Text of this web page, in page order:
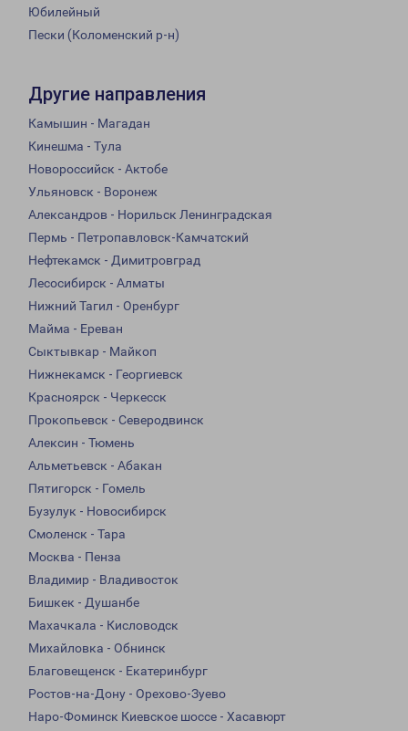
Юбилейный
Пески (Коломенский р-н)
Другие направления
Камышин - Магадан
Кинешма - Тула
Новороссийск - Актобе
Ульяновск - Воронеж
Александров - Норильск Ленинградская
Пермь - Петропавловск-Камчатский
Нефтекамск - Димитровград
Лесосибирск - Алматы
Нижний Тагил - Оренбург
Майма - Ереван
Сыктывкар - Майкоп
Нижнекамск - Георгиевск
Красноярск - Черкесск
Прокопьевск - Северодвинск
Алексин - Тюмень
Альметьевск - Абакан
Пятигорск - Гомель
Бузулук - Новосибирск
Смоленск - Тара
Москва - Пенза
Владимир - Владивосток
Бишкек - Душанбе
Махачкала - Кисловодск
Михайловка - Обнинск
Благовещенск - Екатеринбург
Ростов-на-Дону - Орехово-Зуево
Наро-Фоминск Киевское шоссе - Хасавюрт